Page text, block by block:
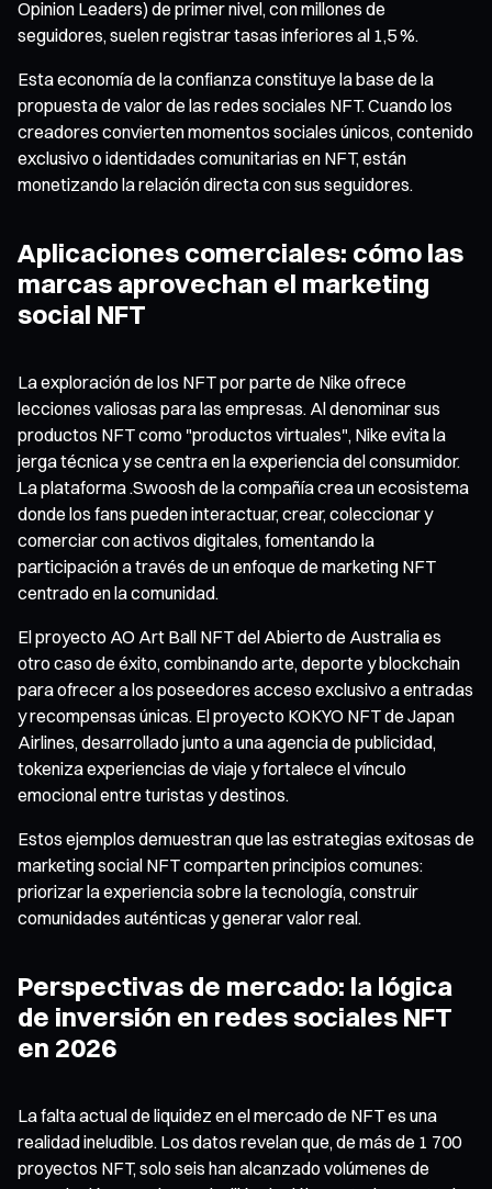
Opinion Leaders) de primer nivel, con millones de
seguidores, suelen registrar tasas inferiores al 1,5 %.
Esta economía de la confianza constituye la base de la
propuesta de valor de las redes sociales NFT. Cuando los
creadores convierten momentos sociales únicos, contenido
exclusivo o identidades comunitarias en NFT, están
monetizando la relación directa con sus seguidores.
Aplicaciones comerciales: cómo las
marcas aprovechan el marketing
social NFT
La exploración de los NFT por parte de Nike ofrece
lecciones valiosas para las empresas. Al denominar sus
productos NFT como "productos virtuales", Nike evita la
jerga técnica y se centra en la experiencia del consumidor.
La plataforma .Swoosh de la compañía crea un ecosistema
donde los fans pueden interactuar, crear, coleccionar y
comerciar con activos digitales, fomentando la
participación a través de un enfoque de marketing NFT
centrado en la comunidad.
El proyecto AO Art Ball NFT del Abierto de Australia es
otro caso de éxito, combinando arte, deporte y blockchain
para ofrecer a los poseedores acceso exclusivo a entradas
y recompensas únicas. El proyecto KOKYO NFT de Japan
Airlines, desarrollado junto a una agencia de publicidad,
tokeniza experiencias de viaje y fortalece el vínculo
emocional entre turistas y destinos.
Estos ejemplos demuestran que las estrategias exitosas de
marketing social NFT comparten principios comunes:
priorizar la experiencia sobre la tecnología, construir
comunidades auténticas y generar valor real.
Perspectivas de mercado: la lógica
de inversión en redes sociales NFT
en 2026
La falta actual de liquidez en el mercado de NFT es una
realidad ineludible. Los datos revelan que, de más de 1 700
proyectos NFT, solo seis han alcanzado volúmenes de